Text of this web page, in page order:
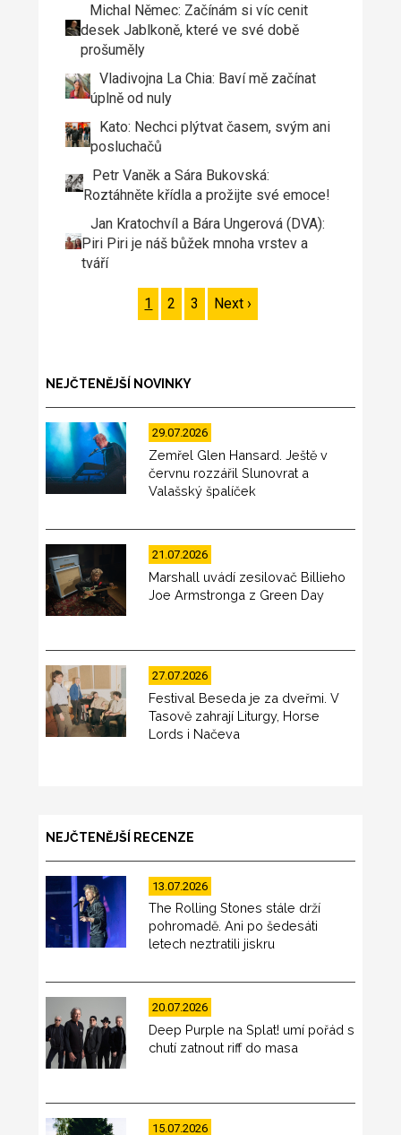
Michal Němec: Začínám si víc cenit
desek Jablkoně, které ve své době
prošuměly
Vladivojna La Chia: Baví mě začínat
úplně od nuly
Kato: Nechci plýtvat časem, svým ani
posluchačů
Petr Vaněk a Sára Bukovská:
Roztáhněte křídla a prožijte své emoce!
Jan Kratochvíl a Bára Ungerová (DVA):
Piri Piri je náš bůžek mnoha vrstev a
tváří
Page
1 Page
2 Page
3
Následující
stránka
Next ›
NEJČTENĚJŠÍ NOVINKY
29.07.2026
Zemřel Glen Hansard. Ještě v
červnu rozzářil Slunovrat a
Valašský špalíček
21.07.2026
Marshall uvádí zesilovač Billieho
Joe Armstronga z Green Day
27.07.2026
Festival Beseda je za dveřmi. V
Tasově zahrají Liturgy, Horse
Lords i Načeva
NEJČTENĚJŠÍ RECENZE
13.07.2026
The Rolling Stones stále drží
pohromadě. Ani po šedesáti
letech neztratili jiskru
20.07.2026
Deep Purple na Splat! umí pořád s
chutí zatnout riff do masa
15.07.2026